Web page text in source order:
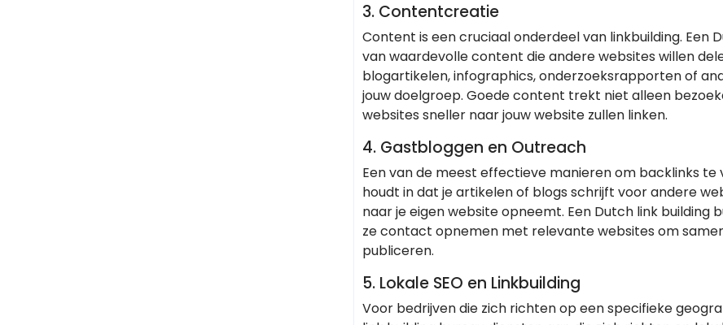
3. Contentcreatie
Content is een cruciaal onderdeel van linkbuilding. Een
van waardevolle content die andere websites willen
blogartikelen, infographics, onderzoeksrapporten of
jouw doelgroep. Goede content trekt niet alleen
websites sneller naar jouw website zullen linken.
4. Gastbloggen en Outreach
Een van de meest effectieve manieren om backlinks
houdt in dat je artikelen of blogs schrijft voor andere
naar je eigen website opneemt. Een Dutch link
ze contact opnemen met relevante websites om
publiceren.
5. Lokale SEO en Linkbuilding
Voor bedrijven die zich richten op een specifieke